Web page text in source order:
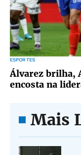
ESPORTES
Álvarez brilha,
encosta na
Mais